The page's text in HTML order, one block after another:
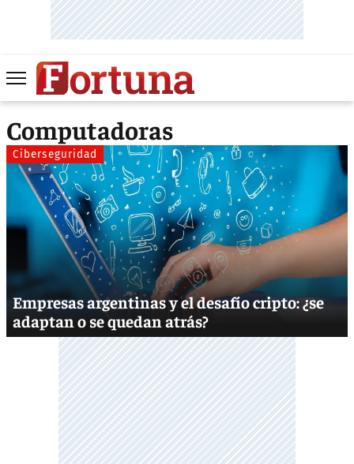
Computadoras
Ciberseguridad
Empresas argentinas y el desafío cripto: ¿se
adaptan o se quedan atrás?